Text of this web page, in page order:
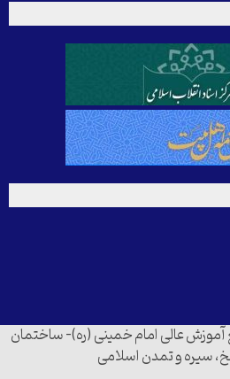
عالی امام خمینی (ره)- ساختمان
سیره و تمدن اسلامی